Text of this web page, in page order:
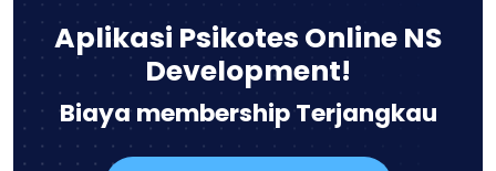
Aplikasi Psikotes Online NS
Development!
Biaya membership Terjangkau